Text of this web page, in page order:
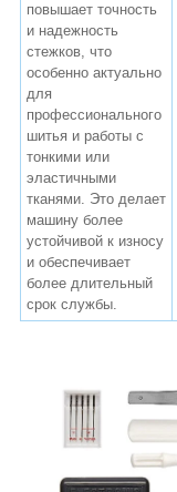
повышает точность
и надежность
стежков, что
особенно актуально
для
профессионального
шитья и работы с
тонкими или
эластичными
тканями. Это делает
машину более
устойчивой к износу
и обеспечивает
более длительный
срок службы.